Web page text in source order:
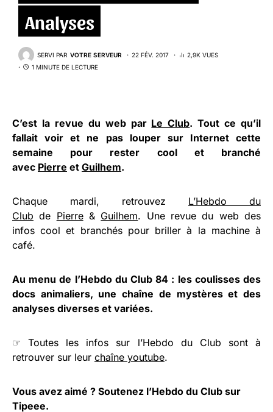
Analyses
SERVI PAR VOTRE SERVEUR 22 FÉV. 2017
2,9K VUES
1 MINUTE DE LECTURE
C’est la revue du web par Le Club. Tout ce qu’il
fallait voir et ne pas louper sur Internet cette
semaine pour rester cool et branché
avec Pierre et Guilhem.
Chaque mardi, retrouvez L’Hebdo du
Club de Pierre& Guilhem. Une revue du web des
infos cool et branchés pour briller à la machine à
café.
Au menu de l’Hebdo du Club 84 : les coulisses des
docs animaliers, une chaîne de mystères et des
analyses diverses et variées.
☞ Toutes les infos sur l’Hebdo du Club sont à
retrouver sur leur chaîne youtube.
Vous avez aimé ? Soutenez l’Hebdo du Club sur
Tipeee.